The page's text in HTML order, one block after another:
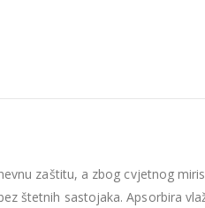
zaštitu, a zbog cvjetnog
štetnih sastojaka. Apsorbira